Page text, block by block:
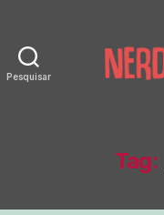
Pesquisar
Tag: